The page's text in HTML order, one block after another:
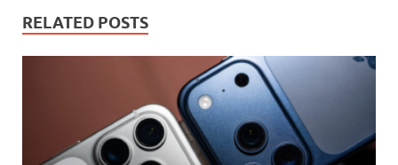
b
o
s
A
er
a
m
re
ss
RELATED POSTS